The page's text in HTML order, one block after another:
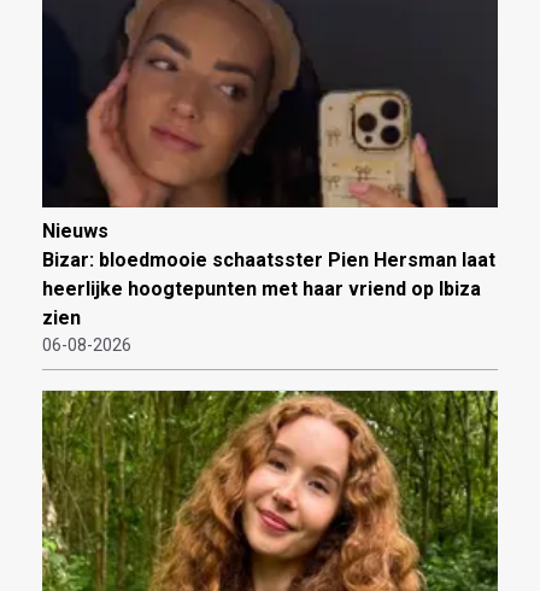
Nieuws
Bizar: bloedmooie schaatsster Pien Hersman laat
heerlijke hoogtepunten met haar vriend op Ibiza
zien
06-08-2026